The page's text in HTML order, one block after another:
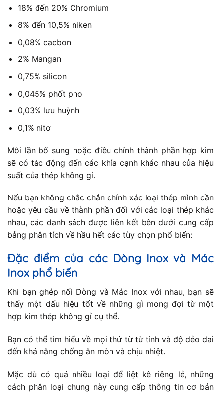
18% đến 20% Chromium
8% đến 10,5% niken
0,08% cacbon
2% Mangan
0,75% silicon
0,045% phốt pho
0,03% lưu huỳnh
0,1% nitơ
Mỗi lần bổ sung hoặc điều chỉnh thành phần hợp kim
sẽ có tác động đến các khía cạnh khác nhau của hiệu
suất của thép không gỉ.
Nếu bạn không chắc chắn chính xác loại thép mình cần
hoặc yêu cầu về thành phần đối với các loại thép khác
nhau, các danh sách được liên kết bên dưới cung cấp
bảng phân tích về hầu hết các tùy chọn phổ biến:
Đặc điểm của các Dòng Inox và Mác
Inox phổ biến
Khi bạn ghép nối Dòng và Mác Inox với nhau, bạn sẽ
thấy một dấu hiệu tốt về những gì mong đợi từ một
hợp kim thép không gỉ cụ thể.
Bạn có thể tìm hiểu về mọi thứ từ từ tính và độ dẻo dai
đến khả năng chống ăn mòn và chịu nhiệt.
Mặc dù có quá nhiều loại để liệt kê riêng lẻ, những
cách phân loại chung này cung cấp thông tin cơ bản